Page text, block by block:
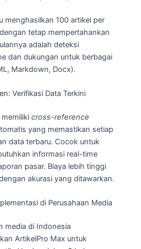
menghasilkan 100 artikel per
tetap mempertahankan
adalah deteksi
dan dukungan untuk berbagai
Markdown, Docx).
Verifikasi Data Terkini
cross-reference
yang memastikan setiap
data terbaru. Cocok untuk
informasi real-time
pasar. Biaya lebih tinggi
akurasi yang ditawarkan.
di Perusahaan Media
media di Indonesia
ArtikelPro Max untuk